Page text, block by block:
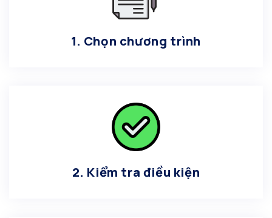
1. Chọn chương trình
2. Kiểm tra điều kiện